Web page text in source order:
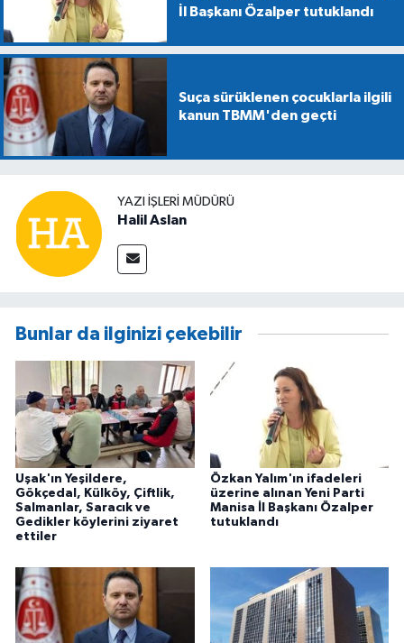
İl Başkanı Özalper tutuklandı
Suça sürüklenen çocuklarla ilgili
kanun TBMM'den geçti
YAZI İŞLERİ MÜDÜRÜ
Halil Aslan
Bunlar da ilginizi çekebilir
Uşak'ın Yeşildere,
Gökçedal, Külköy, Çiftlik,
Salmanlar, Saracık ve
Gedikler köylerini ziyaret
ettiler
Özkan Yalım'ın ifadeleri
üzerine alınan Yeni Parti
Manisa İl Başkanı Özalper
tutuklandı